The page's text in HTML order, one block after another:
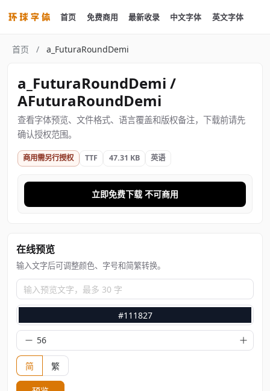
首页 免费商用 最新收录 中文字体 英文字体
首页 / a_FuturaRoundDemi
a_FuturaRoundDemi /
AFuturaRoundDemi
查看字体预览、文件格式、语言覆盖和版权备注，下载前请先
确认授权范围。
商用需另行授权 TTF 47.31 KB 英语
立即免费下载 不可商用
在线预览
输入文字后可调整颜色、字号和简繁转换。
输入预览文字，最多 30 字
#111827
简 繁